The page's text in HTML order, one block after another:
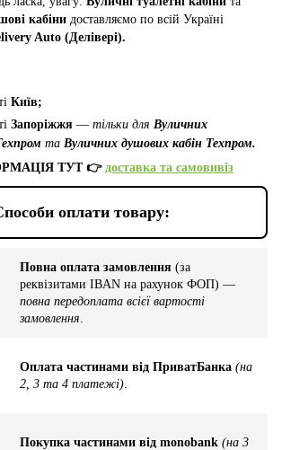
кабіни доставляємо по всій Україні
Auto (Делівері).
Київ;
Запоріжжя — тільки для Вуличних
та Вуличних душових кабін Техпром.
ТУТ 👉 доставка та самовивіз
оплати товару:
Повна оплата замовлення (за
реквізитами IBAN на рахунок ФОП) —
повна передоплата всієї вартості
замовлення
Оплата частинами від ПриватБанка (на
2, 3 та 4 платежі)
Покупка частинами від monobank (на 3